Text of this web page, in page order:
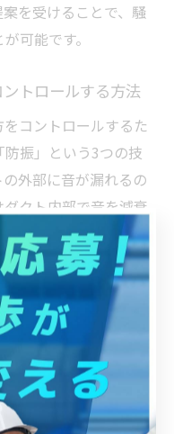
を受けることで、騒
可能です。
トロールする方法
コントロールするた
振」という3つの技
外部に音が漏れるの
クト内部で音を減衰
に変わる現象を抑える
殊な支持金具を使いま
音材をダクトの内外
ーや防音フードを設
げたり、長さを調整
させることもできま